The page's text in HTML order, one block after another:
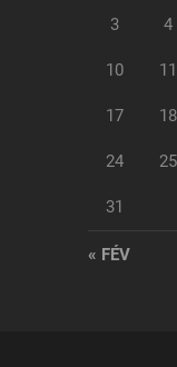
3 4
10 11
17 18
24 25
31
« FÉV